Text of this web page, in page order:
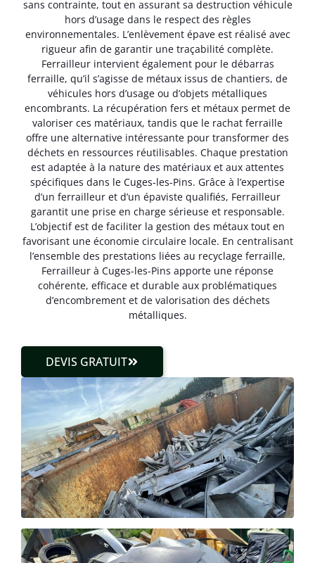
sans contrainte, tout en assurant sa destruction véhicule
hors d’usage dans le respect des règles
environnementales. L’enlèvement épave est réalisé avec
rigueur afin de garantir une traçabilité complète.
Ferrailleur intervient également pour le débarras
ferraille, qu’il s’agisse de métaux issus de chantiers, de
véhicules hors d’usage ou d’objets métalliques
encombrants. La récupération fers et métaux permet de
valoriser ces matériaux, tandis que le rachat ferraille
offre une alternative intéressante pour transformer des
déchets en ressources réutilisables. Chaque prestation
est adaptée à la nature des matériaux et aux attentes
spécifiques dans le Cuges-les-Pins. Grâce à l’expertise
d’un ferrailleur et d’un épaviste qualifiés, Ferrailleur
garantit une prise en charge sérieuse et responsable.
L’objectif est de faciliter la gestion des métaux tout en
favorisant une économie circulaire locale. En centralisant
l’ensemble des prestations liées au recyclage ferraille,
Ferrailleur à Cuges-les-Pins apporte une réponse
cohérente, efficace et durable aux problématiques
d’encombrement et de valorisation des déchets
métalliques.
DEVIS GRATUIT